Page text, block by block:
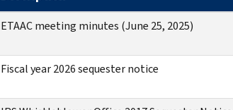
ETAAC meeting minutes (June 25, 2025)
Fiscal year 2026 sequester notice